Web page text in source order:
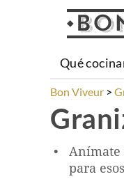
Qué
Bon Viveur
Anímate
para